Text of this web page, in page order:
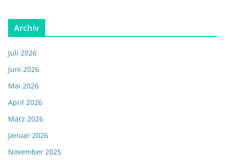
Archiv
Juli 2026
Juni 2026
Mai 2026
April 2026
März 2026
Januar 2026
November 2025